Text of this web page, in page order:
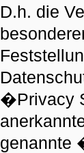
D.h. die
�Privacy
genannte